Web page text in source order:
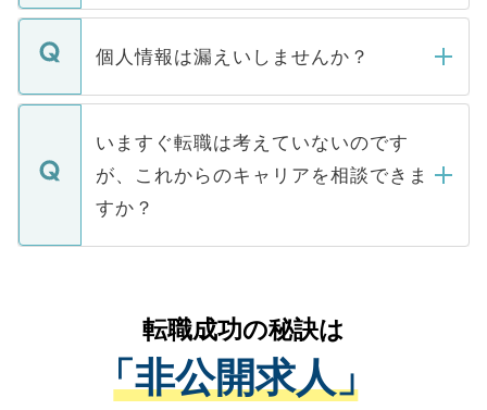
ません。
■応募殺到を避けるため 人気のある医療機
関を公にしてしまうと、応募が殺到する場
に、医療機関が求める条件に合った人材の
みを人材紹介会社に依頼するケースが増え
ています。
転職・入職を強要することは一切ありませ
ん。また、仮に応募先から内定をいただい
定を承諾する必要はありません。内定先へ
の辞退の連絡はキャリアパートナーが行い
個人情報は漏えいしませんか？
個人情報が漏えいすることはありませんの
で、ご安心ください。当サイトからの登録
などで収集したご登録者様の個人情報は、
ご本人のキャリアアップおよび転職活動の
支援を目的に使用いたします。お預かりし
ているすべての個人データはご本人の許可
は、個人情報の取り扱いについての厳密な
管理基準を満たした事業者のみに付与され
る、プライバシーマークを取得済みです。
いますぐ転職は考えていないのです
が、これからのキャリアを相談できま
すか？
かがいして、現在の医療機関の状況や紹介
経験をまじえながら、適切なアドバイスを
させていただきます。すぐにご転職をされ
ない方には、長期的なサポートが可能です
転職成功の秘訣は
「非公開求人」